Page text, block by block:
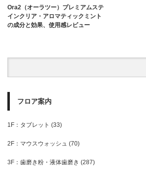
Ora2（オーラツー）プレミアムステ
インクリア・アロマティックミント
の成分と効果、使用感レビュー
フロア案内
1F：タブレット (33)
2F：マウスウォッシュ (70)
3F：歯磨き粉・液体歯磨き (287)